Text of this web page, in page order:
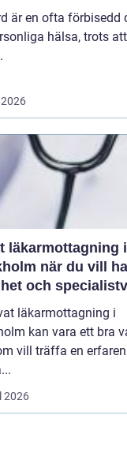
är en ofta förbisedd
hälsa, trots att
läkarmottagning i
vill ha tid,
och
läkarmottagning i
kan vara ett bra
vill träffa en erfaren
2026